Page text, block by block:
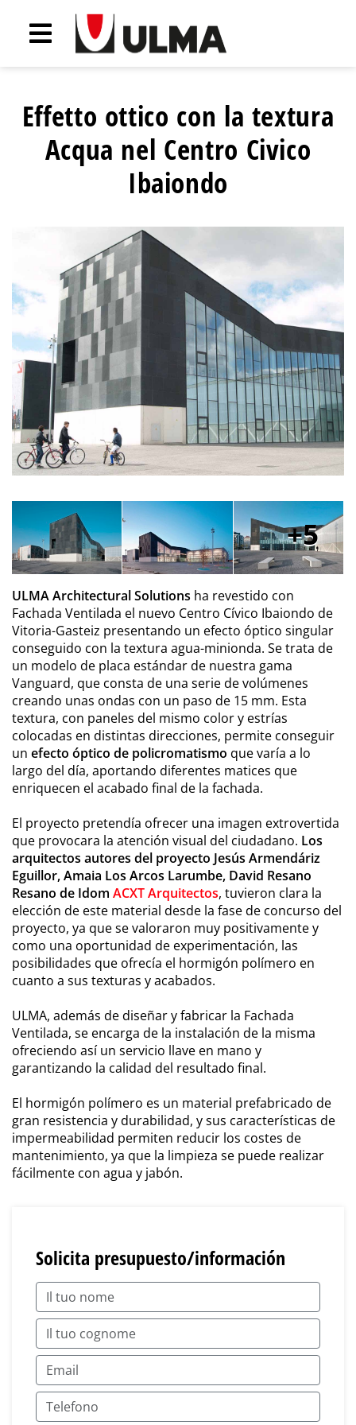
Effetto ottico con la textura
Acqua nel Centro Civico
Ibaiondo
5
ULMA Architectural Solutions ha revestido con
Fachada Ventilada el nuevo Centro Cívico Ibaiondo de
Vitoria-Gasteiz presentando un efecto óptico singular
conseguido con la textura agua-minionda. Se trata de
un modelo de placa estándar de nuestra gama
Vanguard, que consta de una serie de volúmenes
creando unas ondas con un paso de 15 mm. Esta
textura, con paneles del mismo color y estrías
colocadas en distintas direcciones, permite conseguir
un efecto óptico de policromatismo que varía a lo
largo del día, aportando diferentes matices que
enriquecen el acabado final de la fachada.
El proyecto pretendía ofrecer una imagen extrovertida
que provocara la atención visual del ciudadano. Los
arquitectos autores del proyecto Jesús Armendáriz
Eguillor, Amaia Los Arcos Larumbe, David Resano
Resano de Idom ACXT Arquitectos, tuvieron clara la
elección de este material desde la fase de concurso del
proyecto, ya que se valoraron muy positivamente y
como una oportunidad de experimentación, las
posibilidades que ofrecía el hormigón polímero en
cuanto a sus texturas y acabados.
ULMA, además de diseñar y fabricar la Fachada
Ventilada, se encarga de la instalación de la misma
ofreciendo así un servicio llave en mano y
garantizando la calidad del resultado final.
El hormigón polímero es un material prefabricado de
gran resistencia y durabilidad, y sus características de
impermeabilidad permiten reducir los costes de
mantenimiento, ya que la limpieza se puede realizar
fácilmente con agua y jabón.
Solicita presupuesto/información